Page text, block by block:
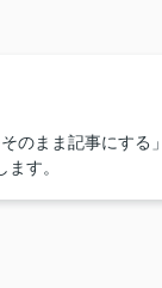
のまま記事にする
す。